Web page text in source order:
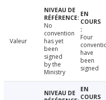
Valeur
No
convention
has yet
been
signed
by the
Ministry
Four
have
been
signed